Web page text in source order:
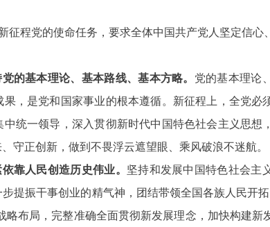
征程党的使命任务，要求全体中国共产党人坚定信心
基本理论、基本路线、基本方略。 党的基本理论
，是党和国家事业的根本遵循。新征程上，全党必
统一领导，深入贯彻新时代中国特色社会主义思想
守正创新，做到不畏浮云遮望眼、乘风破浪不迷航。
靠人民创造历史伟业。 坚持和发展中国特色社会主
提振干事创业的精气神，团结带领全国各族人民开
略布局，完整准确全面贯彻新发展理念，加快构建新